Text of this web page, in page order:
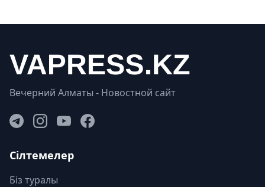
Вечерний Алматы - Новостной сайт
Сілтемелер
Біз туралы